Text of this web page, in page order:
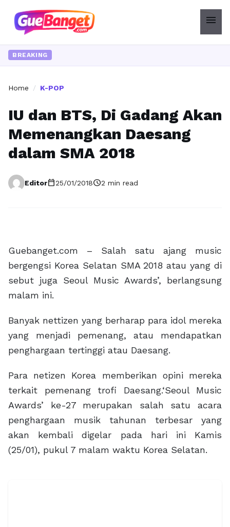
menu
BREAKING
Home / K-POP
IU dan BTS, Di Gadang Akan
Memenangkan Daesang
dalam SMA 2018
Editorcalendar_today25/01/2018schedule2 min read
Guebanget.com – Salah satu ajang music
bergengsi Korea Selatan SMA 2018 atau yang di
sebut juga Seoul Music Awards’, berlangsung
malam ini.
Banyak nettizen yang berharap para idol mereka
yang menjadi pemenang, atau mendapatkan
penghargaan tertinggi atau Daesang.
Para netizen Korea memberikan opini mereka
terkait pemenang trofi Daesang.‘Seoul Music
Awards’ ke-27 merupakan salah satu acara
penghargaan musik tahunan terbesar yang
akan kembali digelar pada hari ini Kamis
(25/01), pukul 7 malam waktu Korea Selatan.